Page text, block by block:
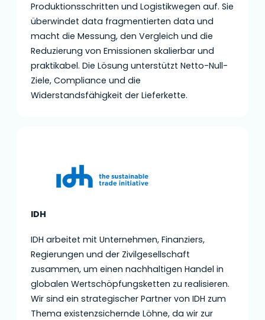
Produktionsschritten und Logistikwegen auf. Sie
überwindet data fragmentierten data und
macht die Messung, den Vergleich und die
Reduzierung von Emissionen skalierbar und
praktikabel. Die Lösung unterstützt Netto-Null-
Ziele, Compliance und die
Widerstandsfähigkeit der Lieferkette.
IDH
IDH arbeitet mit Unternehmen, Finanziers,
Regierungen und der Zivilgesellschaft
zusammen, um einen nachhaltigen Handel in
globalen Wertschöpfungsketten zu realisieren.
Wir sind ein strategischer Partner von IDH zum
Thema existenzsichernde Löhne, da wir zur